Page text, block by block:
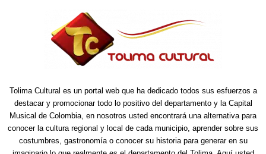
Tolima Cultural es un portal web que ha dedicado todos sus esfuerzos a
destacar y promocionar todo lo positivo del departamento y la Capital
Musical de Colombia, en nosotros usted encontrará una alternativa para
conocer la cultura regional y local de cada municipio, aprender sobre sus
costumbres, gastronomía o conocer su historia para generar en su